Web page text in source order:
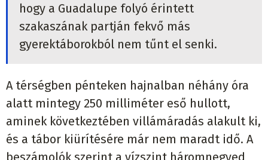
hogy a Guadalupe folyó érintett
szakaszának partján fekvő más
gyerektáborokból nem tűnt el senki.
A térségben pénteken hajnalban néhány óra
alatt mintegy 250 milliméter eső hullott,
aminek következtében villámáradás alakult ki,
és a tábor kiürítésére már nem maradt idő. A
beszámolók szerint a vízszint háromnegyed